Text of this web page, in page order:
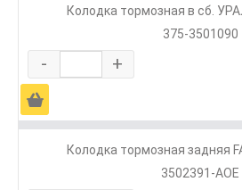
Колодка тормозная в сб.
375-3501090
- +
Ä
Колодка тормозная задняя
3502391-AOE